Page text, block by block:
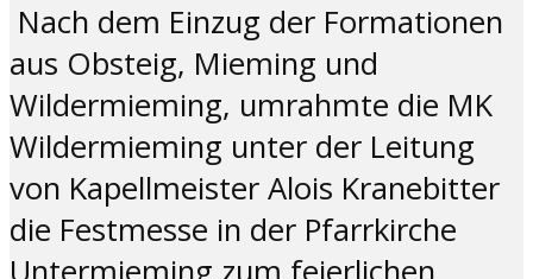
Nach dem Einzug der Formationen
aus Obsteig, Mieming und
Wildermieming, umrahmte die MK
Wildermieming unter der Leitung
von Kapellmeister Alois Kranebitter
die Festmesse in der Pfarrkirche